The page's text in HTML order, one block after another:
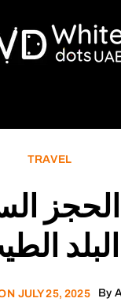
TRAVEL
الحجز
JULY 25, 2025 By